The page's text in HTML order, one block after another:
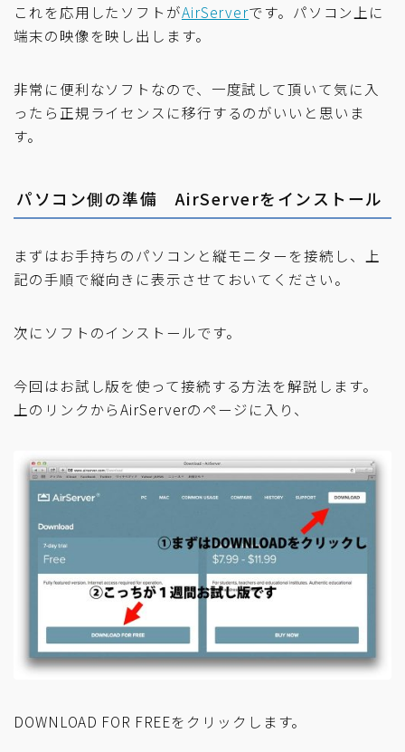
これを応用したソフトがAirServerです。パソコン上に
端末の映像を映し出します。
非常に便利なソフトなので、一度試して頂いて気に入
ったら正規ライセンスに移行するのがいいと思いま
す。
パソコン側の準備 AirServerをインストール
まずはお手持ちのパソコンと縦モニターを接続し、上
記の手順で縦向きに表示させておいてください。
次にソフトのインストールです。
今回はお試し版を使って接続する方法を解説します。
上のリンクからAirServerのページに入り、
DOWNLOAD FOR FREEをクリックします。